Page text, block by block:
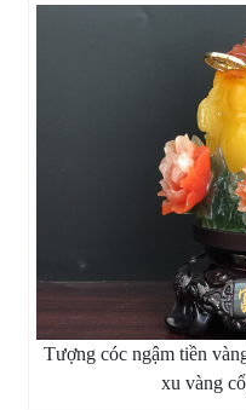
Tượng cóc ngậm tiền
xu vàng